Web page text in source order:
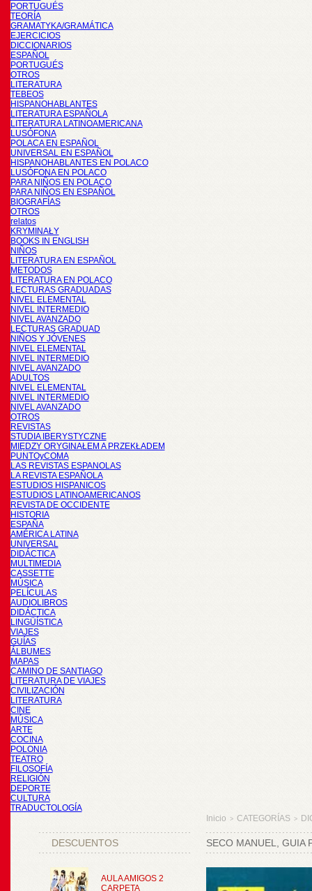
PORTUGUÉS
TEORÍA
GRAMATYKA/GRAMÁTICA
EJERCICIOS
DICCIONARIOS
ESPAÑOL
PORTUGUÉS
OTROS
LITERATURA
TEBEOS
HISPANOHABLANTES
LITERATURA ESPAÑOLA
LITERATURA LATINOAMERICANA
LUSÓFONA
POLACA EN ESPAÑOL
UNIVERSAL EN ESPAÑOL
HISPANOHABLANTES EN POLACO
LUSÓFONA EN POLACO
PARA NIÑOS EN POLACO
PARA NIÑOS EN ESPAÑOL
BIOGRAFÍAS
OTROS
relatos
KRYMINAŁY
BOOKS IN ENGLISH
NIÑOS
LITERATURA EN ESPAÑOL
METODOS
LITERATURA EN POLACO
LECTURAS GRADUADAS
NIVEL ELEMENTAL
NIVEL INTERMEDIO
NIVEL AVANZADO
LECTURAS GRADUAD
NIÑOS Y JÓVENES
NIVEL ELEMENTAL
NIVEL INTERMEDIO
NIVEL AVANZADO
ADULTOS
NIVEL ELEMENTAL
NIVEL INTERMEDIO
NIVEL AVANZADO
OTROS
REVISTAS
STUDIA IBERYSTYCZNE
MIĘDZY ORYGINAŁEM A PRZEKŁADEM
PUNTOyCOMA
LAS REVISTAS ESPANOLAS
LA REVISTA ESPAÑOLA
ESTUDIOS HISPANICOS
ESTUDIOS LATINOAMERICANOS
REVISTA DE OCCIDENTE
HISTORIA
ESPAÑA
AMÉRICA LATINA
UNIVERSAL
DIDÁCTICA
MULTIMEDIA
CASSETTE
MÚSICA
PELÍCULAS
AUDIOLIBROS
DIDÁCTICA
LINGÜÍSTICA
VIAJES
GUÍAS
ÁLBUMES
MAPAS
CAMINO DE SANTIAGO
LITERATURA DE VIAJES
CIVILIZACIÓN
LITERATURA
CINE
MÚSICA
ARTE
COCINA
POLONIA
TEATRO
FILOSOFÍA
RELIGIÓN
DEPORTE
CULTURA
TRADUCTOLOGÍA
DESCUENTOS
AULA AMIGOS 2
CARPETA
Inicio > CATEGORÍAS >
SECO MANUEL, GUIA